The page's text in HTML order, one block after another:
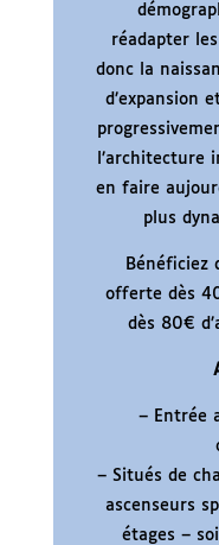
réadapter
donc la
d’expansion
l’architecture
en faire
plus
Bénéficiez
offerte dès
dès 80€
– Entrée
– Situés de
ascenseurs
étages –